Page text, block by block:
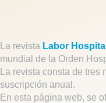
La revista Labor
mundial de la Orden
La revista consta de
suscripción anual.
En esta página web, se